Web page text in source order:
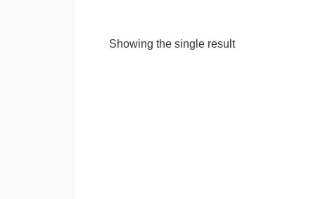
Showing the single result